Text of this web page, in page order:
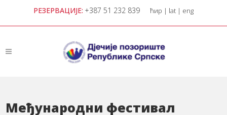
РЕЗЕРВАЦИЈЕ: +387 51 232 839 ћир | lat | eng
Међународни фестивал